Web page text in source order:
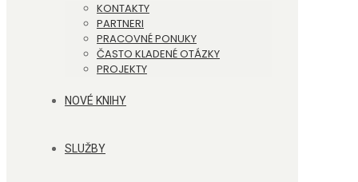
KONTAKTY
PARTNERI
PRACOVNÉ PONUKY
ČASTO KLADENÉ OTÁZKY
PROJEKTY
NOVÉ KNIHY
SLUŽBY